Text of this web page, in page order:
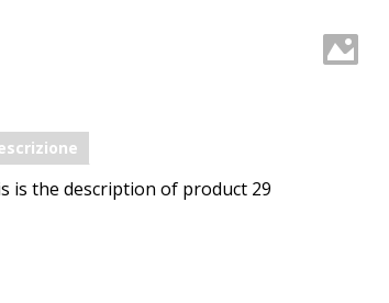
is the description of product 29